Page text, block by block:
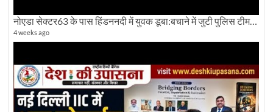
नोएडा सेक्टर63 के पास हिंडननदी में युवक डूबा:बचाने में जुटी पुलिस टीम: देखिए पूरी ग्राउंड रिपोर्टिंग
4 weeks ago